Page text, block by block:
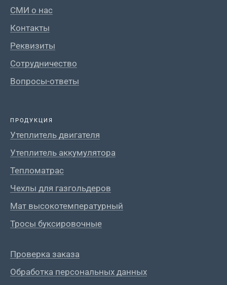
СМИ о нас
Контакты
Реквизиты
Сотрудничество
Вопросы-ответы
ПРОДУКЦИЯ
Утеплитель двигателя
Утеплитель аккумулятора
Тепломатрас
Чехлы для газгольдеров
Мат высокотемпературный
Тросы буксировочные
Проверка заказа
Обработка персональных данных